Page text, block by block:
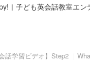
｜子ども英会話教室エン
話学習ビデオ】Step2 ｜